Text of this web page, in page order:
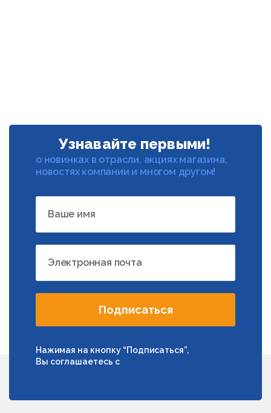
Узнавайте первыми!
о новинках в отрасли, акциях магазина,
новостях компании и многом другом!
Ваше имя
Электронная почта
Подписаться
Нажимая на кнопку “Подписаться”,
Вы соглашаетесь с